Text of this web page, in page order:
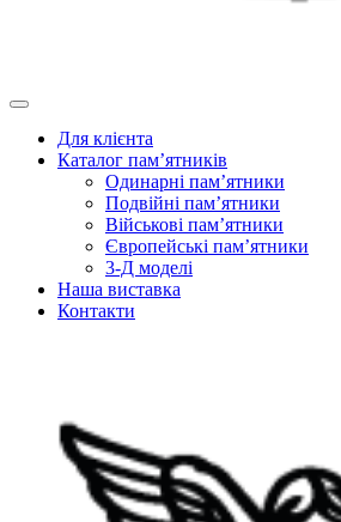
Для клієнта
Каталог пам’ятників
Одинарні пам’ятники
Подвійні пам’ятники
Військові пам’ятники
Європейські пам’ятники
3-Д моделі
Наша виставка
Контакти